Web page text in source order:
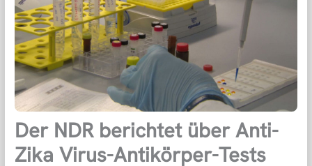
Der NDR berichtet über Anti-
Zika Virus-Antikörper-Tests